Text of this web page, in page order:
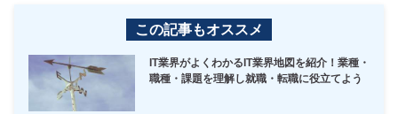
この記事もオススメ
IT業界がよくわかるIT業界地図を紹介！業種・
職種・課題を理解し就職・転職に役立てよう